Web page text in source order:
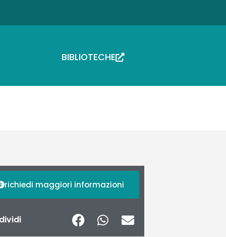
BIBLIOTECHE
richiedi maggiori informazioni